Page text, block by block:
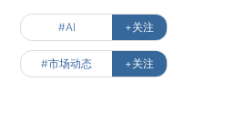
#AI +关注
#市场动态 +关注